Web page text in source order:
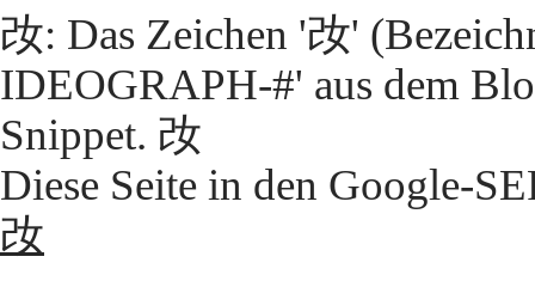
妀: Das Zeichen '妀'
IDEOGRAPH-#' aus dem
Snippet. 妀
Diese Seite in den Google-
妀